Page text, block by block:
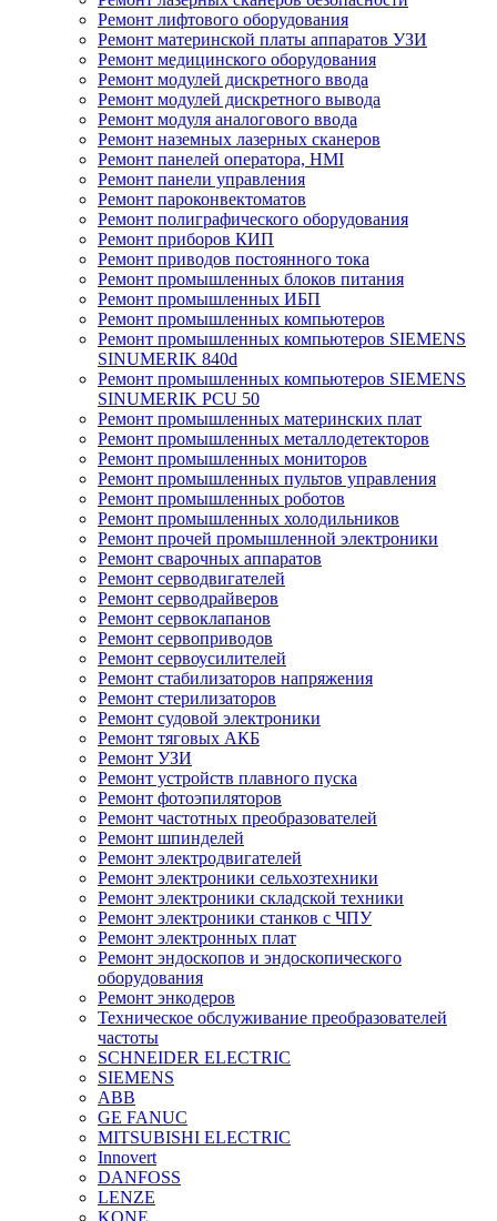
Ремонт лифтового оборудования
Ремонт материнской платы аппаратов УЗИ
Ремонт медицинского оборудования
Ремонт модулей дискретного ввода
Ремонт модулей дискретного вывода
Ремонт модуля аналогового ввода
Ремонт наземных лазерных сканеров
Ремонт панелей оператора, HMI
Ремонт панели управления
Ремонт пароконвектоматов
Ремонт полиграфического оборудования
Ремонт приборов КИП
Ремонт приводов постоянного тока
Ремонт промышленных блоков питания
Ремонт промышленных ИБП
Ремонт промышленных компьютеров
Ремонт промышленных компьютеров SIEMENS
SINUMERIK 840d
Ремонт промышленных компьютеров SIEMENS
SINUMERIK PCU 50
Ремонт промышленных материнских плат
Ремонт промышленных металлодетекторов
Ремонт промышленных мониторов
Ремонт промышленных пультов управления
Ремонт промышленных роботов
Ремонт промышленных холодильников
Ремонт прочей промышленной электроники
Ремонт сварочных аппаратов
Ремонт серводвигателей
Ремонт серводрайверов
Ремонт сервоклапанов
Ремонт сервоприводов
Ремонт сервоусилителей
Ремонт стабилизаторов напряжения
Ремонт стерилизаторов
Ремонт судовой электроники
Ремонт тяговых АКБ
Ремонт УЗИ
Ремонт устройств плавного пуска
Ремонт фотоэпиляторов
Ремонт частотных преобразователей
Ремонт шпинделей
Ремонт электродвигателей
Ремонт электроники сельхозтехники
Ремонт электроники складской техники
Ремонт электроники станков с ЧПУ
Ремонт электронных плат
Ремонт эндоскопов и эндоскопического
оборудования
Ремонт энкодеров
Техническое обслуживание преобразователей
частоты
SCHNEIDER ELECTRIC
SIEMENS
ABB
GE FANUC
MITSUBISHI ELECTRIC
Innovert
DANFOSS
LENZE
KONE